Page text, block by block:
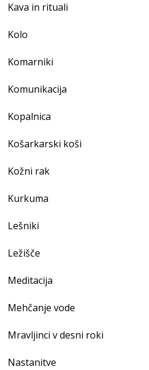
Kava in rituali
Kolo
Komarniki
Komunikacija
Kopalnica
Košarkarski koši
Kožni rak
Kurkuma
Lešniki
Ležišče
Meditacija
Mehčanje vode
Mravljinci v desni roki
Nastanitve